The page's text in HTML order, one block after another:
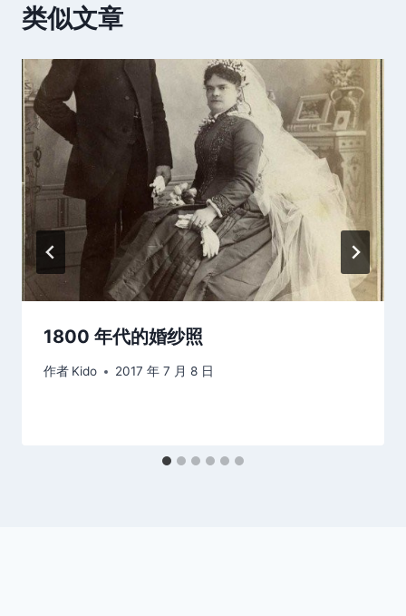
类似文章
1800 年代的婚纱照
作者 Kido 2017 年 7 月 8 日